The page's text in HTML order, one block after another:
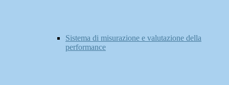
Sistema di misurazione e valutazione della
performance